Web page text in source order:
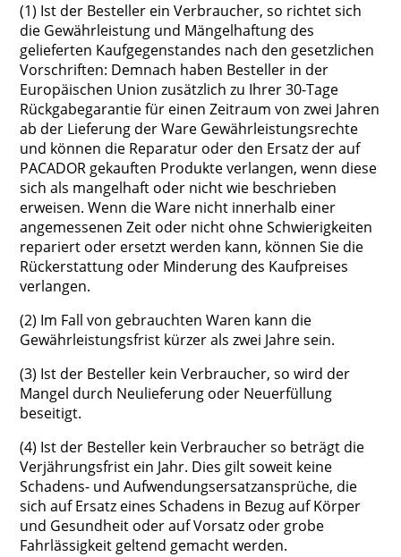
(1) Ist der Besteller ein Verbraucher, so richtet sich
die Gewährleistung und Mängelhaftung des
gelieferten Kaufgegenstandes nach den gesetzlichen
Vorschriften: Demnach haben Besteller in der
Europäischen Union zusätzlich zu Ihrer 30-Tage
Rückgabegarantie für einen Zeitraum von zwei Jahren
ab der Lieferung der Ware Gewährleistungsrechte
und können die Reparatur oder den Ersatz der auf
PACADOR gekauften Produkte verlangen, wenn diese
sich als mangelhaft oder nicht wie beschrieben
erweisen. Wenn die Ware nicht innerhalb einer
angemessenen Zeit oder nicht ohne Schwierigkeiten
repariert oder ersetzt werden kann, können Sie die
Rückerstattung oder Minderung des Kaufpreises
verlangen.
(2) Im Fall von gebrauchten Waren kann die
Gewährleistungsfrist kürzer als zwei Jahre sein.
(3) Ist der Besteller kein Verbraucher, so wird der
Mangel durch Neulieferung oder Neuerfüllung
beseitigt.
(4) Ist der Besteller kein Verbraucher so beträgt die
Verjährungsfrist ein Jahr. Dies gilt soweit keine
Schadens- und Aufwendungsersatzansprüche, die
sich auf Ersatz eines Schadens in Bezug auf Körper
und Gesundheit oder auf Vorsatz oder grobe
Fahrlässigkeit geltend gemacht werden.